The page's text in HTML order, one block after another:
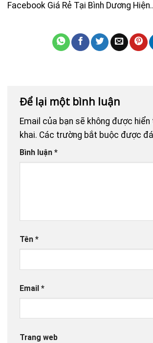
Facebook Giá Rẻ Tại Bình Dương
Để lại một bình luận
Email của bạn sẽ không được hiển
khai. Các trường bắt buộc được
Bình luận *
Tên *
Email *
Trang web